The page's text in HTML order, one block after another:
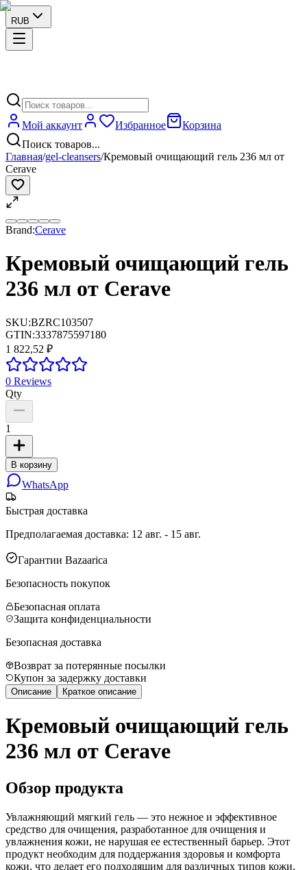
RUB
Мой аккаунт Избранное
Корзина
Поиск товаров...
Главная/gel-cleansers/Кремовый очищающий гель 236 мл от
Cerave
Brand:Cerave
Кремовый очищающий гель
236 мл от Cerave
SKU:BZRC103507
GTIN:3337875597180
1 822,52 ₽
0 Reviews
Qty
1
В корзину
WhatsApp
Быстрая доставка
Предполагаемая доставка: 12 авг. - 15 авг.
Гарантии Bazaarica
Безопасность покупок
Безопасная оплата
Защита конфиденциальности
Безопасная доставка
Возврат за потерянные посылки
Купон за задержку доставки
Описание Краткое описание
Кремовый очищающий гель
236 мл от Cerave
Обзор продукта
Увлажняющий мягкий гель — это нежное и эффективное
средство для очищения, разработанное для очищения и
увлажнения кожи, не нарушая ее естественный барьер. Этот
продукт необходим для поддержания здоровья и комфорта
кожи, что делает его подходящим для различных типов кожи,